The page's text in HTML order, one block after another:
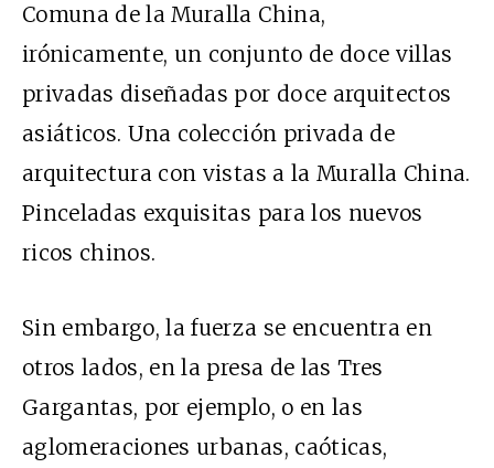
Comuna de la Muralla China,
irónicamente, un conjunto de doce villas
privadas diseñadas por doce arquitectos
asiáticos. Una colección privada de
arquitectura con vistas a la Muralla China.
Pinceladas exquisitas para los nuevos
ricos chinos.
Sin embargo, la fuerza se encuentra en
otros lados, en la presa de las Tres
Gargantas, por ejemplo, o en las
aglomeraciones urbanas, caóticas,